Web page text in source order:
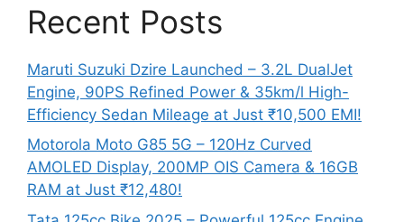
Recent Posts
Maruti Suzuki Dzire Launched – 3.2L DualJet
Engine, 90PS Refined Power & 35km/l High-
Efficiency Sedan Mileage at Just ₹10,500 EMI!
Motorola Moto G85 5G – 120Hz Curved
AMOLED Display, 200MP OIS Camera & 16GB
RAM at Just ₹12,480!